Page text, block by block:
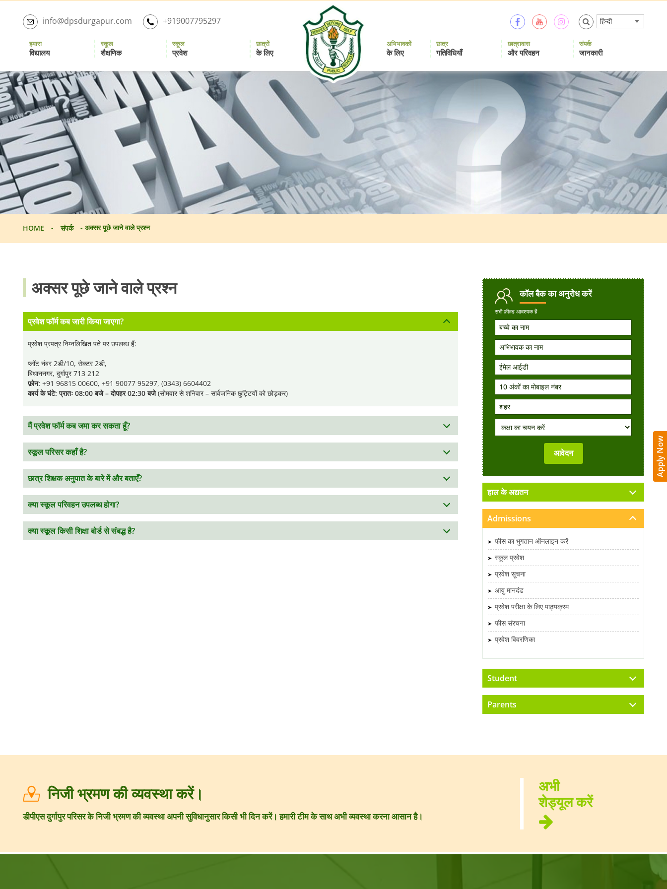
Skip
info@dpsdurgapur.com +919007795297 हिन्दी
School
Durgapur
हमारा
विद्यालय
स्कूल
शैक्षणिक
स्कूल
प्रवेश
छात्रों
के लिए
अभिभावकों
के लिए
छात्र
गतिविधियाँ
छात्रावास
और परिवहन
संपर्क
जानकारी
HOME - संपर्क - अक्सर पूछे जाने वाले प्रश्न
अक्सर पूछे जाने वाले प्रश्न
प्रवेश फॉर्म कब जारी किया जाएगा?
प्रवेश प्रपत्र निम्नलिखित पते पर उपलब्ध हैं:
प्लॉट नंबर 2डी/10, सेक्टर 2डी,
बिधाननगर, दुर्गापुर 713 212
फ़ोन: +91 96815 00600, +91 90077 95297, (0343) 6604402
कार्य के घंटे: प्रातः 08:00 बजे – दोपहर 02:30 बजे(सोमवार से शनिवार – सार्वजनिक छुट्टियों को छोड़कर)
मैं प्रवेश फॉर्म कब जमा कर सकता हूँ?
स्कूल परिसर कहाँ है?
छात्र शिक्षक अनुपात के बारे में और बताएँ?
क्या स्कूल परिवहन उपलब्ध होगा?
क्या स्कूल किसी शिक्षा बोर्ड से संबद्ध है?
कॉल बैकका अनुरोध करें
सभी फ़ील्ड आवश्यक हैं
हाल के अद्यतन
Admissions
फीस का भुगतान ऑनलाइन करें
स्कूल प्रवेश
प्रवेश सूचना
आयु मानदंड
प्रवेश परीक्षा के लिए पाठ्यक्रम
फीस संरचना
प्रवेश विवरणिका
Student
Parents
निजी भ्रमण की व्यवस्था करें।
डीपीएस दुर्गापुर परिसर के निजी भ्रमण की व्यवस्था अपनी सुविधानुसार किसी भी दिन करें। हमारी टीम के साथ अभी व्यवस्था करना आसान है।
अभी
शेड्यूल करें
Apply Now